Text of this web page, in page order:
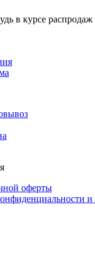
в курсе
оферты